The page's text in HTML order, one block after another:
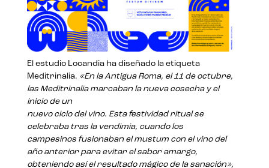
El estudio Locandia ha diseñado la etiqueta
Meditrinalia. «En la Antigua Roma, el 11 de octubre,
las Meditrinalia marcaban la nueva cosecha y el
inicio de un
nuevo ciclo del vino. Esta festividad ritual se
celebraba tras la vendimia, cuando los
campesinos fusionaban el mustum con el vino del
año anterior para evitar el sabor amargo,
obteniendo así el resultado mágico de la sanación»,